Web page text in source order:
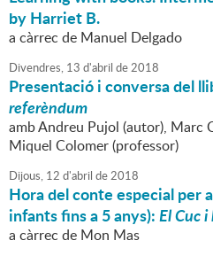
by Harriet B.
a càrrec de Manuel Delgado
Divendres, 13 d'abril de2018
Presentació i conversa del
referèndum
amb Andreu Pujol (autor), Marc
Miquel Colomer (professor)
Dijous, 12 d'abril de2018
Hora del conte especial per
infants fins a 5 anys):El Cuc
a càrrec de Mon Mas